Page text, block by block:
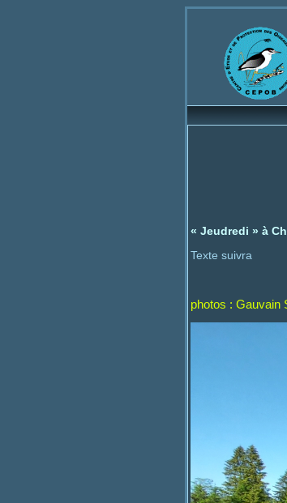
« Jeudredi » à
Texte suivra
photos : Gauvain